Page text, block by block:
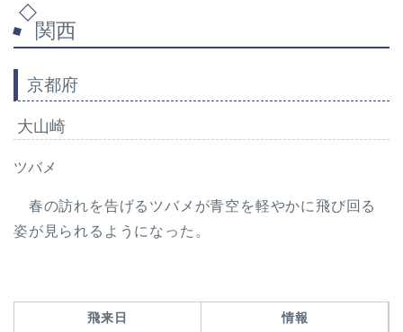
関西
京都府
大山崎
ツバメ
春の訪れを告げるツバメが青空を軽やかに飛び回る
姿が見られるようになった。
飛来日 情報